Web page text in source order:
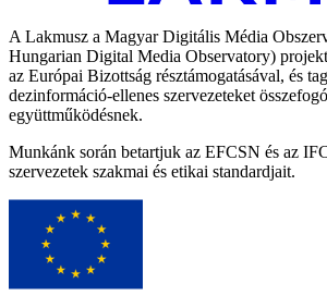
A Lakmusz a Magyar Digitális Média
Hungarian Digital Media Observatory)
az Európai Bizottság résztámogatásával, és
dezinformáció-ellenes szervezeteket
együttműködésnek.
Munkánk során betartjuk az EFCSN és az
szervezetek szakmai és etikai standardjait.